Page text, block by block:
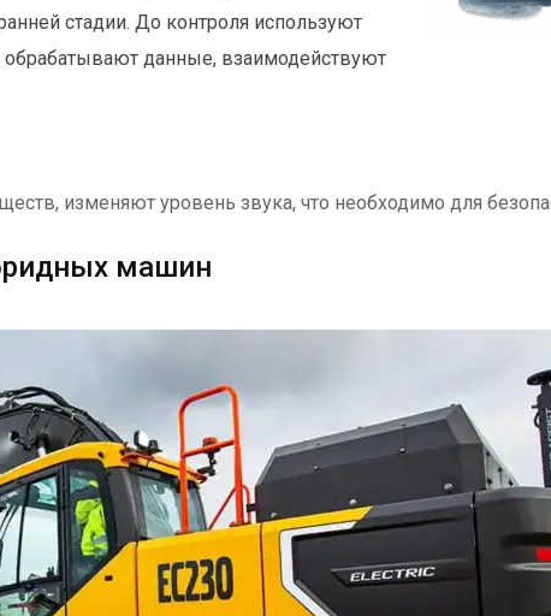
стадии. До контроля используют
обрабатывают данные, взаимодействуют
изменяют уровень звука, что необходимо для
машин